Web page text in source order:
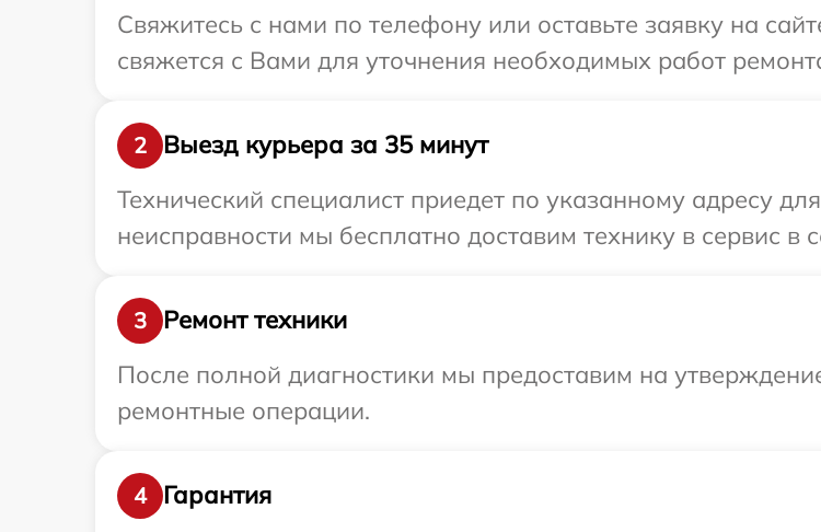
Свяжитесь с нами по телефону или оставьте заявку на
свяжется с Вами для уточнения необходимых работ
2
Выезд курьера за 35 минут
Технический специалист приедет по указанному адресу
неисправности мы бесплатно доставим технику в сервис в
3
Ремонт техники
После полной диагностики мы предоставим на
ремонтные операции.
4
Гарантия